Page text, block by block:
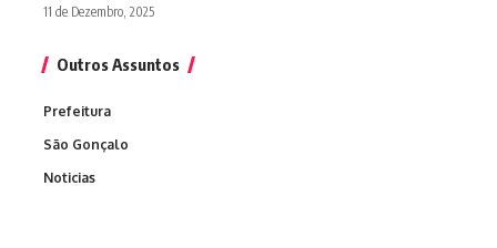
11 de Dezembro, 2025
Outros Assuntos
Prefeitura
São Gonçalo
Noticias